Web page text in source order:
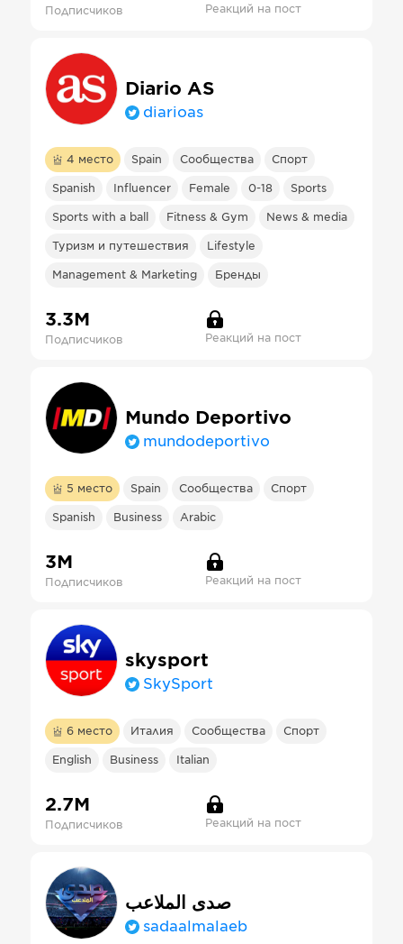
Подписчиков Реакций на пост
Diario AS
diarioas
4 место Spain Сообщества Спорт
Spanish Influencer Female 0-18 Sports
Sports with a ball Fitness & Gym News & media
Туризм и путешествия Lifestyle
Management & Marketing Бренды
3.3М
Подписчиков Реакций на пост
Mundo Deportivo
mundodeportivo
5 место Spain Сообщества Спорт
Spanish Business Arabic
3М
Подписчиков Реакций на пост
skysport
SkySport
6 место Италия Сообщества Спорт
English Business Italian
2.7М
Подписчиков Реакций на пост
صدى الملاعب
sadaalmalaeb